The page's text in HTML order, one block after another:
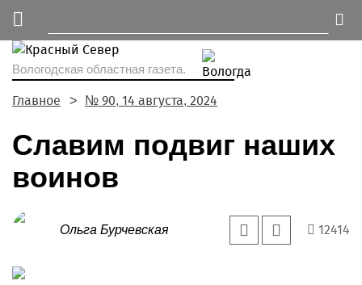
Вологодская областная газета.
Главное № 90, 14 августа, 2024
Славим подвиг наших
воинов
Ольга Бурчевская 12414